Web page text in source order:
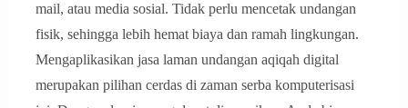
mail, atau media sosial. Tidak perlu mencetak undangan
fisik, sehingga lebih hemat biaya dan ramah lingkungan.
Mengaplikasikan jasa laman undangan aqiqah digital
merupakan pilihan cerdas di zaman serba komputerisasi